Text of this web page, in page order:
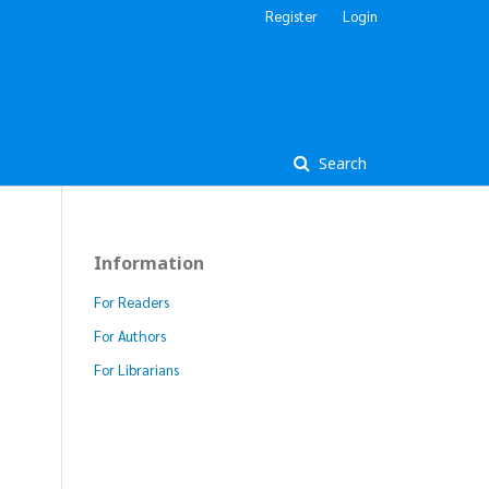
Search
Register Login
Information
For Readers
For Authors
For Librarians